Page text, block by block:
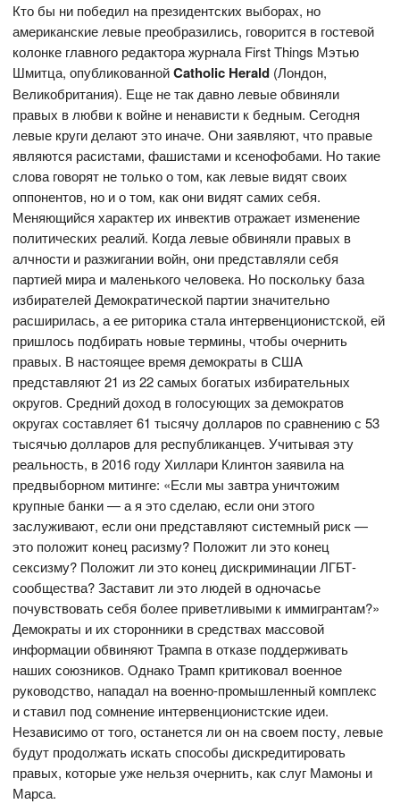
Кто бы ни победил на президентских выборах, но
американские левые преобразились, говорится в гостевой
колонке главного редактора журнала First Things Мэтью
Шмитца, опубликованнойCatholic Herald (Лондон,
Великобритания). Еще не так давно левые обвиняли
правых в любви к войне и ненависти к бедным. Сегодня
левые круги делают это иначе. Они заявляют, что правые
являются расистами, фашистами и ксенофобами. Но такие
слова говорят не только о том, как левые видят своих
оппонентов, но и о том, как они видят самих себя.
Меняющийся характер их инвектив отражает изменение
политических реалий. Когда левые обвиняли правых в
алчности и разжигании войн, они представляли себя
партией мира и маленького человека. Но поскольку база
избирателей Демократической партии значительно
расширилась, а ее риторика стала интервенционистской, ей
пришлось подбирать новые термины, чтобы очернить
правых. В настоящее время демократы в США
представляют 21 из 22 самых богатых избирательных
округов. Средний доход в голосующих за демократов
округах составляет 61 тысячу долларов по сравнению с 53
тысячью долларов для республиканцев. Учитывая эту
реальность, в 2016 году Хиллари Клинтон заявила на
предвыборном митинге: «Если мы завтра уничтожим
крупные банки — а я это сделаю, если они этого
заслуживают, если они представляют системный риск —
это положит конец расизму? Положит ли это конец
сексизму? Положит ли это конец дискриминации ЛГБТ-
сообщества? Заставит ли это людей в одночасье
почувствовать себя более приветливыми к иммигрантам?»
Демократы и их сторонники в средствах массовой
информации обвиняют Трампа в отказе поддерживать
наших союзников. Однако Трамп критиковал военное
руководство, нападал на военно-промышленный комплекс
и ставил под сомнение интервенционистские идеи.
Независимо от того, останется ли он на своем посту, левые
будут продолжать искать способы дискредитировать
правых, которые уже нельзя очернить, как слуг Мамоны и
Марса.